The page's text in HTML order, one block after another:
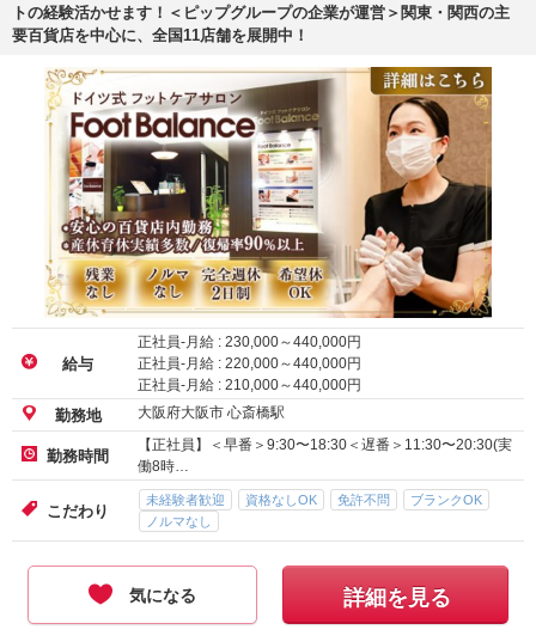
トの経験活かせます！＜ピップグループの企業が運営＞関東・関西の主
要百貨店を中心に、全国11店舗を展開中！
給与
正社員-月給 : 230,000～440,000円
正社員-月給 : 220,000～440,000円
正社員-月給 : 210,000～440,000円
勤務地 大阪府大阪市 心斎橋駅
勤務時間
【正社員】＜早番＞9:30〜18:30＜遅番＞11:30〜20:30(実
働8時…
こだわり
未経験者歓迎 資格なしOK 免許不問
ブランクOK
ノルマなし
気になる 詳細を見る